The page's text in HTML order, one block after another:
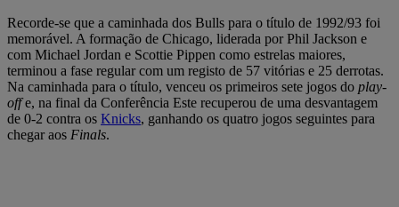
Recorde-se que a caminhada dos Bulls para o título de 1992/93 foi
memorável. A formação de Chicago, liderada por Phil Jackson e
com Michael Jordan e Scottie Pippen como estrelas maiores,
terminou a fase regular com um registo de 57 vitórias e 25 derrotas.
Na caminhada para o título, venceu os primeiros sete jogos do play-
offe, na final da Conferência Este recuperou de uma desvantagem
de 0-2 contra os Knicks, ganhando os quatro jogos seguintes para
chegar aos Finals.